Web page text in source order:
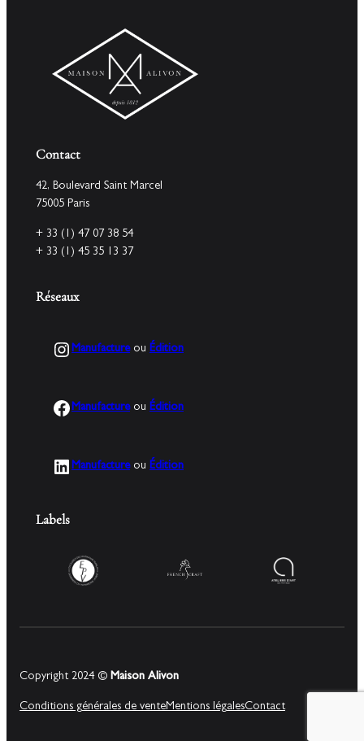
Contact
42, Boulevard Saint Marcel
75005 Paris
+ 33 (1) 47 07 38 54
+ 33 (1) 45 35 13 37
Réseaux
Instagram
Manufactureou Édition
Facebook
Manufactureou Édition
LinkedIn
Manufactureou Édition
Labels
Copyright 2024 © Maison Alivon
Conditions générales de venteMentions légalesContact